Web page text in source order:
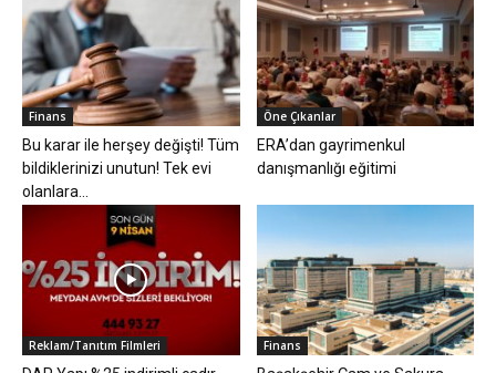
Finans
Bu karar ile herşey değişti! Tüm
bildiklerinizi unutun! Tek evi
olanlara...
Öne Çıkanlar
ERA’dan gayrimenkul
danışmanlığı eğitimi
Reklam/Tanıtım Filmleri Finans